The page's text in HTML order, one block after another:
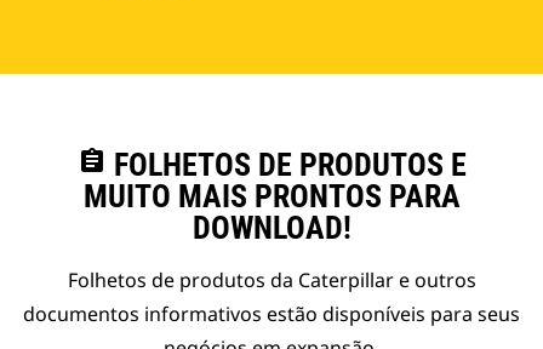
assignment FOLHETOS DE PRODUTOS E
MUITO MAIS PRONTOS PARA
DOWNLOAD!
Folhetos de produtos da Caterpillar e outros
documentos informativos estão disponíveis para seus